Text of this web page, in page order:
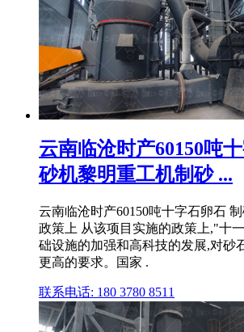
云南临沧时产60150吨
砂机黎明重工机制砂 ...
云南临沧时产60150吨十字石卵石
政策上 从该项目实施的政策上,"十
础设施的加强和高科技的发展,对砂
更高的要求。国家 .
联系电话: 180 3780 8511